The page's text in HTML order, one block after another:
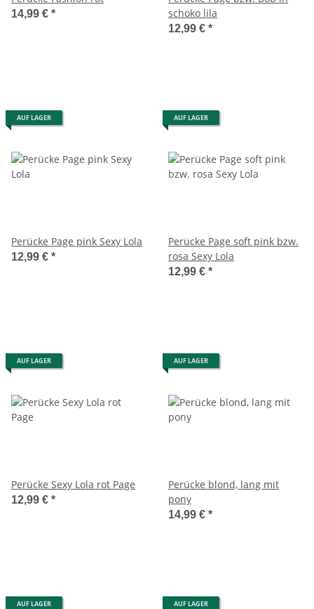
14,99 € *
schoko lila
12,99 € *
AUF LAGER
Perücke Page pink Sexy Lola
12,99 € *
AUF LAGER
Perücke Page soft pink bzw.
rosa Sexy Lola
12,99 € *
AUF LAGER
Perücke Sexy Lola rot Page
12,99 € *
AUF LAGER
Perücke blond, lang mit
pony
14,99 € *
AUF LAGER AUF LAGER